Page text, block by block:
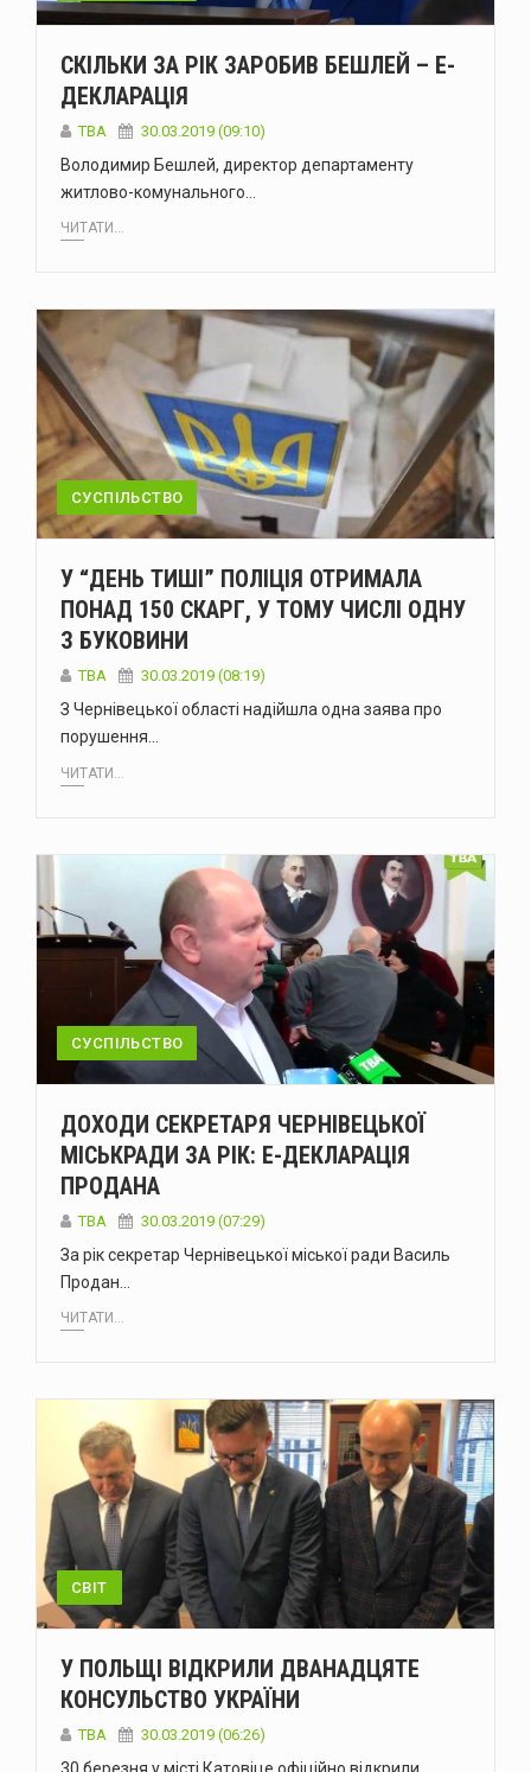
СКІЛЬКИ ЗА РІК ЗАРОБИВ БЕШЛЕЙ – Е-
ДЕКЛАРАЦІЯ
TBA 30.03.2019 (09:10)
Володимир Бешлей, директор департаменту
житлово-комунального…
ЧИТАТИ...
СУСПІЛЬСТВО
У “ДЕНЬ ТИШІ” ПОЛІЦІЯ ОТРИМАЛА
ПОНАД 150 СКАРГ, У ТОМУ ЧИСЛІ ОДНУ
З БУКОВИНИ
TBA 30.03.2019 (08:19)
З Чернівецької області надійшла одна заява про
порушення…
ЧИТАТИ...
СУСПІЛЬСТВО
ДОХОДИ СЕКРЕТАРЯ ЧЕРНІВЕЦЬКОЇ
МІСЬКРАДИ ЗА РІК: Е-ДЕКЛАРАЦІЯ
ПРОДАНА
TBA 30.03.2019 (07:29)
За рік секретар Чернівецької міської ради Василь
Продан…
ЧИТАТИ...
СВІТ
У ПОЛЬЩІ ВІДКРИЛИ ДВАНАДЦЯТЕ
КОНСУЛЬСТВО УКРАЇНИ
TBA 30.03.2019 (06:26)